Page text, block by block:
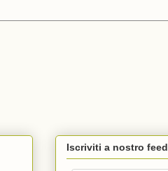
Iscriviti a nostro feed